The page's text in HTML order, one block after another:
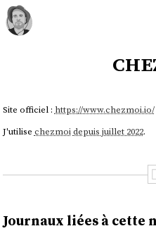
Site officiel : https://www.chezmoi.io/
J'utilise chezmoidepuis juillet 2022.
Journaux liées à cette